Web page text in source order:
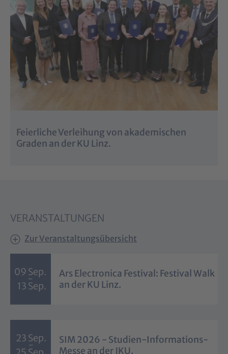
Feierliche Verleihung von akademischen
Graden an der KU Linz.
VERANSTALTUNGEN
Zur Veranstaltungsübersicht
09 Sep.
-
13 Sep.
Ars Electronica Festival: Festival Walk
an der KU Linz.
23 Sep.
-
SIM 2026 - Studien-Informations-
Messe an der JKU.